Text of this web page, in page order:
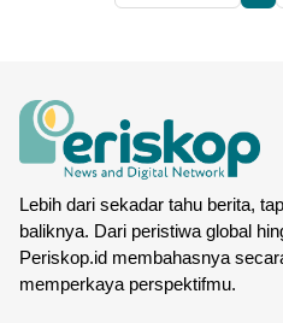
Lebih dari sekadar tahu berita,
baliknya. Dari peristiwa global
Periskop.id membahasnya
memperkaya perspektifmu.